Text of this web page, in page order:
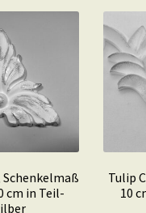
cm in Teil-
Tulip
10